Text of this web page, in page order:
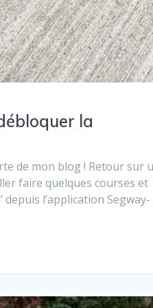
la
de mon blog ! Retour sur
faire quelques courses et
depuis l’application Segway-